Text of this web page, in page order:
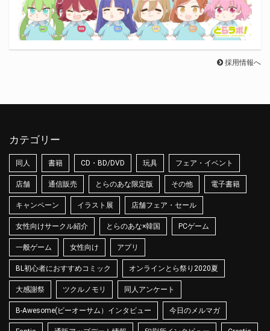
採用情報へ
カテゴリー
同人 書籍 CD・BD/DVD 玩具 フェア・イベント
店舗 通信販売 とらのあな限定版 その他 電子書籍
キャンペーン イラスト展 店舗フェア・セール
女性向けサークル紹介 とらのあな×韓国 PCゲーム
一般ゲーム 女性向け アプリ
BL初心者におすすめコミック オンラインとら祭り2020夏
大感謝祭 ツクルノモリ 同人アンケート
B-Awesome(ビーオーサム）インタビュー 今日のメルマガ